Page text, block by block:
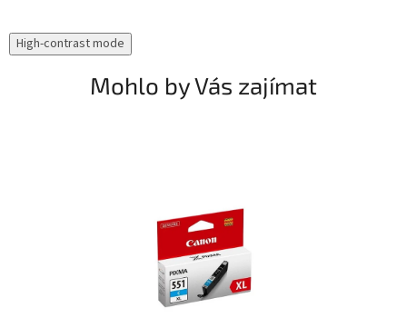
High-contrast mode
Mohlo by Vás zajímat